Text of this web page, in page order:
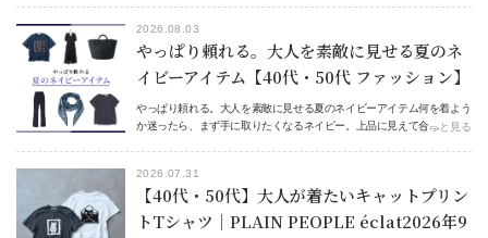
2026.08.03
やっぱり頼れる。大人を素敵に見せる夏のネ
イビーアイテム【40代・50代 ファッション】
やっぱり頼れる。大人を素敵に見せる夏のネイビーアイテム何を着よう
か迷ったら、まず手に取りたくなるネイビー。上品に見えて合…もっと見る
2026.07.31
【40代・50代】大人が着たいキャットプリン
トTシャツ｜PLAIN PEOPLE éclat2026年9